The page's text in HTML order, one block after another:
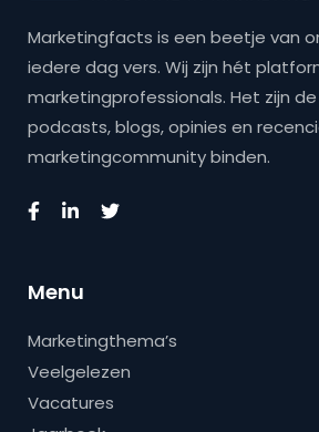
Marketingfacts is een beetje van
iedere dag vers. Wij zijn hét
marketingprofessionals. Het zijn
podcasts, blogs, opinies en
marketingcommunity binden.
Menu
Marketingthema’s
Veelgelezen
Vacatures